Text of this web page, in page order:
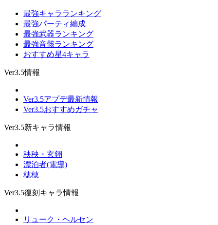
最強キャラランキング
最強パーティ編成
最強武器ランキング
最強音骸ランキング
おすすめ星4キャラ
Ver3.5情報
Ver3.5アプデ最新情報
Ver3.5おすすめガチャ
Ver3.5新キャラ情報
秧秧・玄翎
漂泊者(電導)
穂穂
Ver3.5復刻キャラ情報
リューク・ヘルセン